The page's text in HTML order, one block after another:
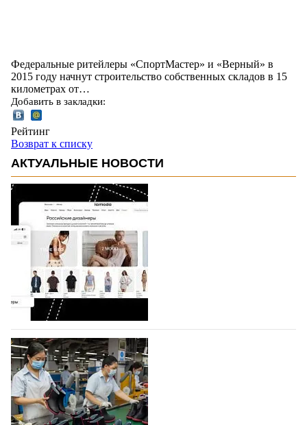
Федеральные ритейлеры «СпортМастер» и «Верный» в
2015 году начнут строительство собственных складов в 15
километрах от…
Добавить в закладки:
Рейтинг
Возврат к списку
АКТУАЛЬНЫЕ НОВОСТИ
На платформе Lamoda - новый раздел и
условия продвижения локальных
дизайнерских марок
Российский маркетплейс Lamoda решил обновить